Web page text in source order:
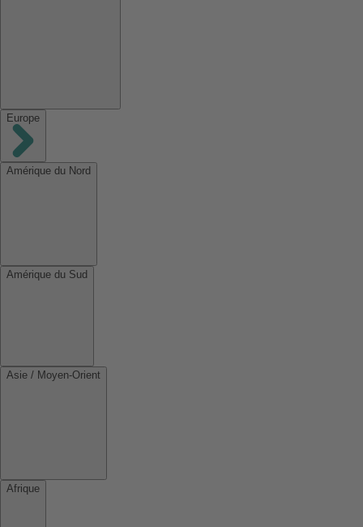
Europe
Amérique du Nord
Amérique du Sud
Asie / Moyen-Orient
Afrique